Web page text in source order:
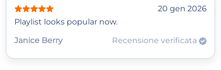
20 gen 2026
Playlist looks popular now.
Janice Berry
Recensione verificata